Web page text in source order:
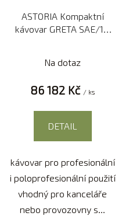
ASTORIA Kompaktní
kávovar GRETA SAE/1 s
Na dotaz
86 182 Kč / ks
DETAIL
kávovar pro profesionální
i poloprofesionální použití
vhodný pro kanceláře
nebo provozovny s...